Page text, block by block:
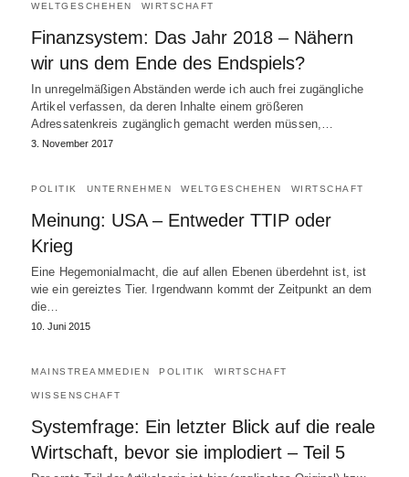
WELTGESCHEHEN WIRTSCHAFT
Finanzsystem: Das Jahr 2018 – Nähern
wir uns dem Ende des Endspiels?
In unregelmäßigen Abständen werde ich auch frei zugängliche
Artikel verfassen, da deren Inhalte einem größeren
Adressatenkreis zugänglich gemacht werden müssen,…
3. November 2017
POLITIK UNTERNEHMEN WELTGESCHEHEN WIRTSCHAFT
Meinung: USA – Entweder TTIP oder
Krieg
Eine Hegemonialmacht, die auf allen Ebenen überdehnt ist, ist
wie ein gereiztes Tier. Irgendwann kommt der Zeitpunkt an dem
die…
10. Juni 2015
MAINSTREAMMEDIEN POLITIK WIRTSCHAFT
WISSENSCHAFT
Systemfrage: Ein letzter Blick auf die reale
Wirtschaft, bevor sie implodiert – Teil 5